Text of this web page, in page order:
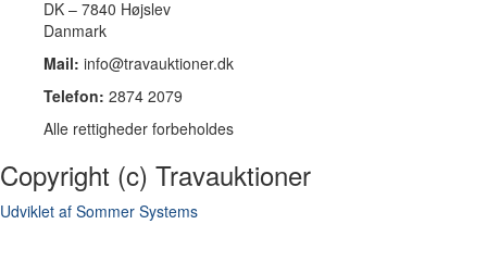
DK – 7840 Højslev
Danmark
Mail: info@travauktioner.dk
Telefon: 2874 2079
Alle rettigheder forbeholdes
Copyright (c) Travauktioner
Udviklet af Sommer Systems